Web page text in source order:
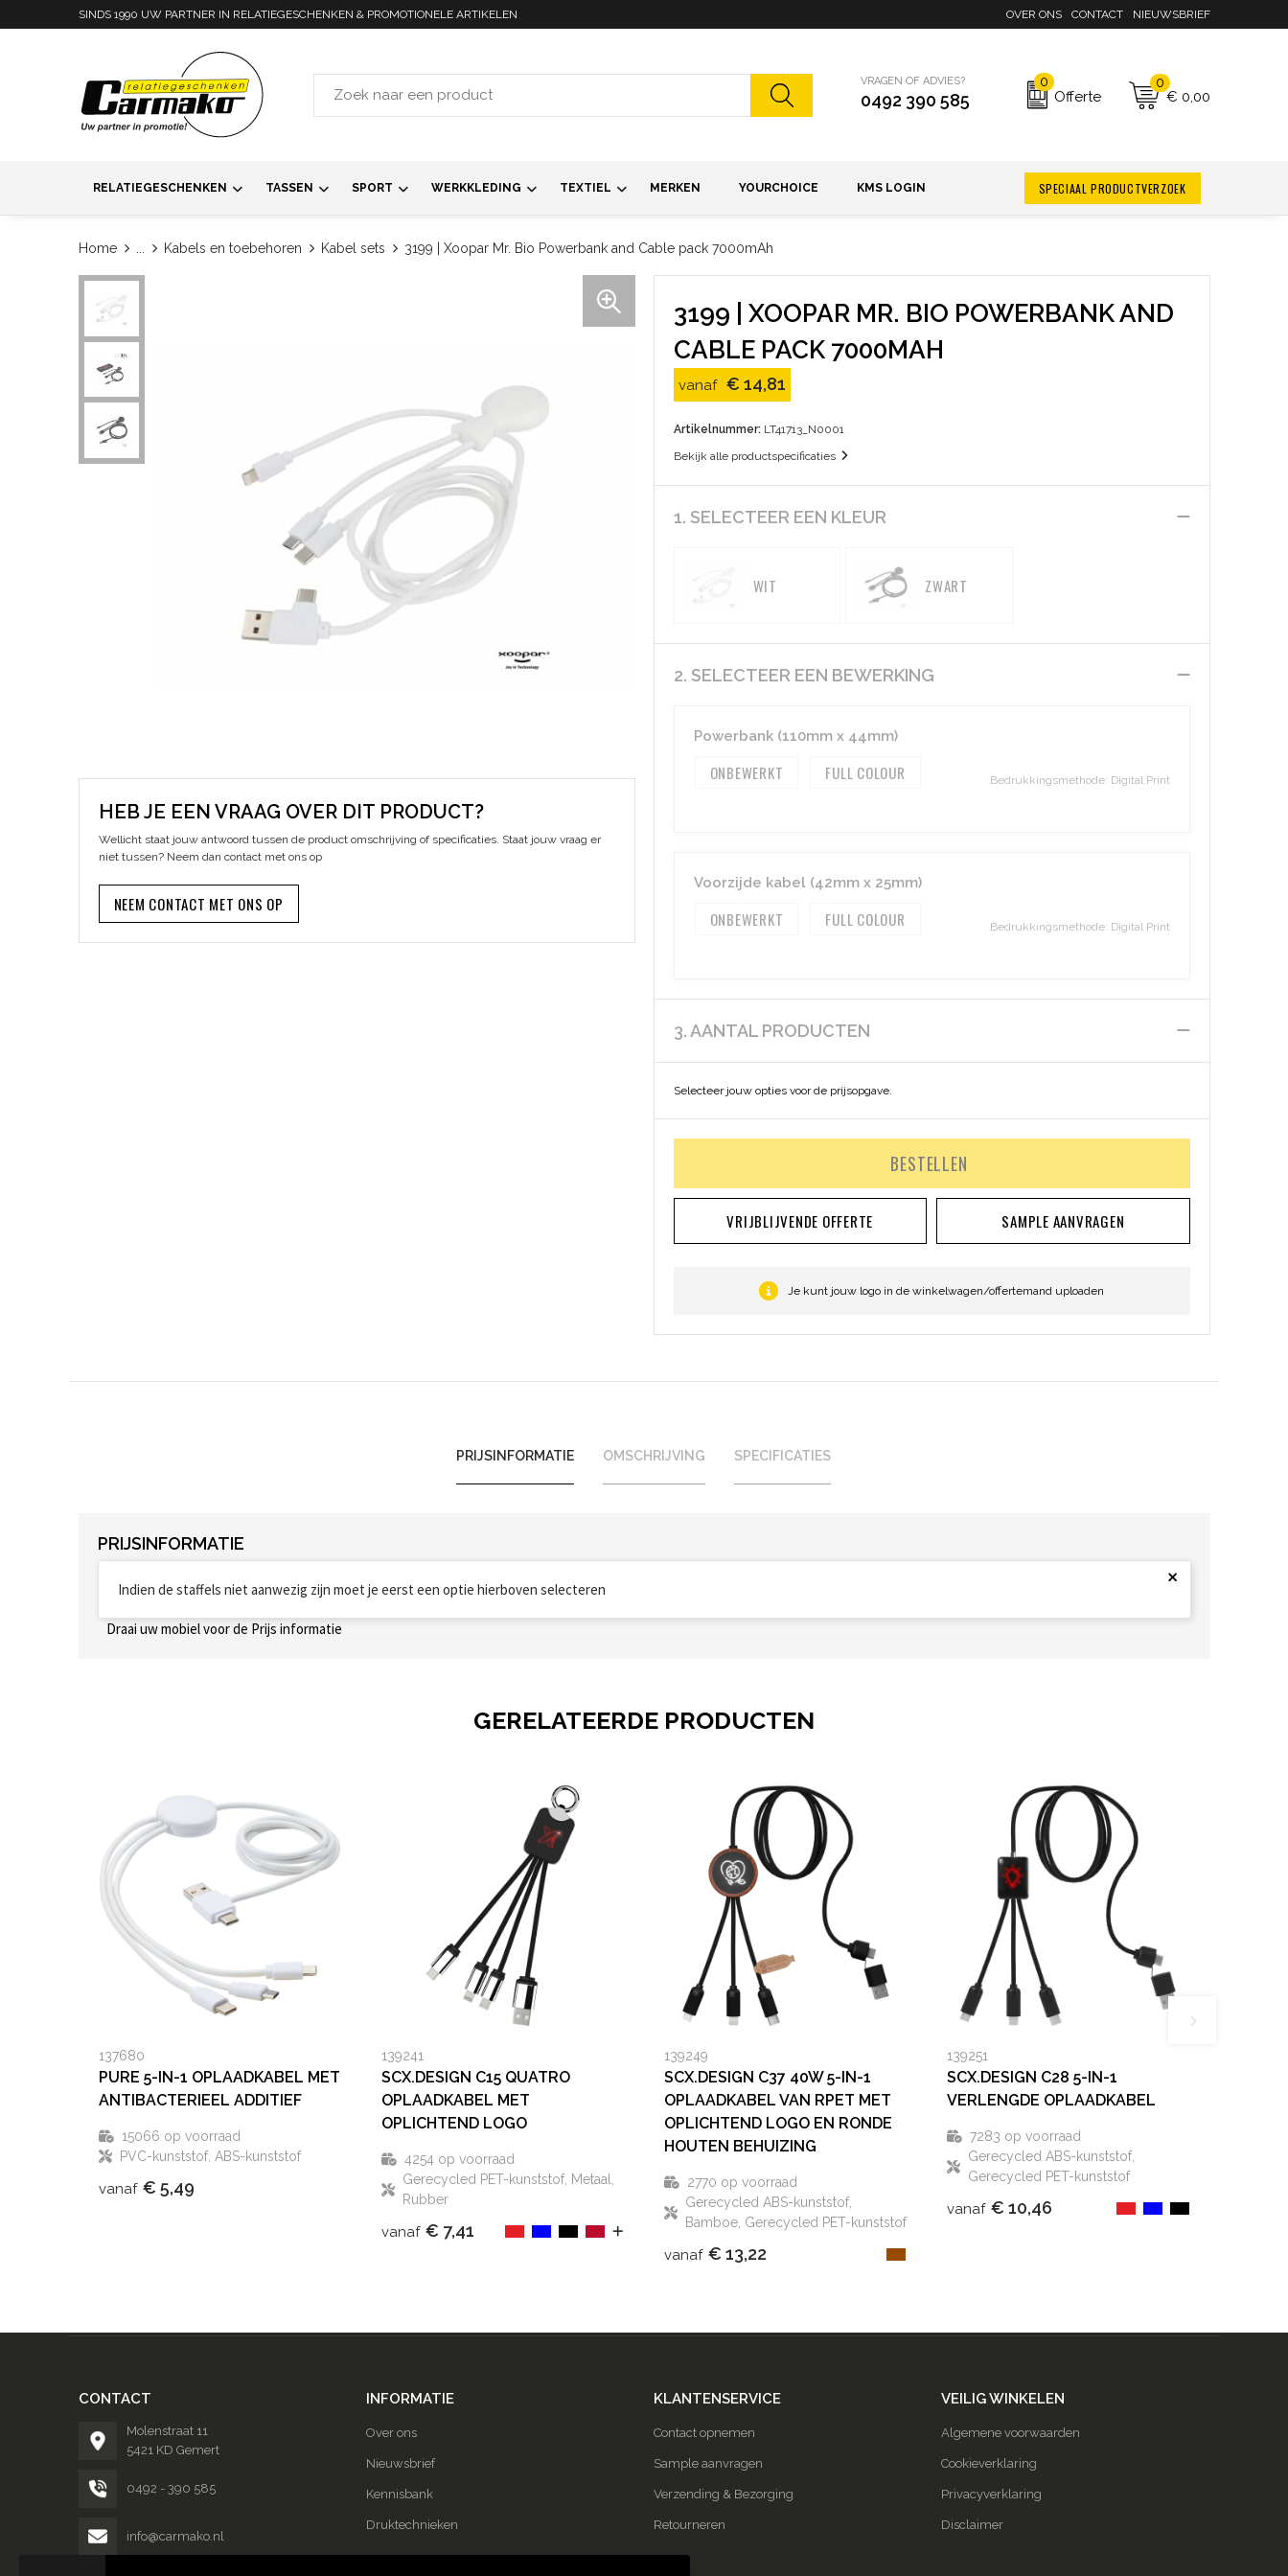
SINDS 1990 UW PARTNER IN RELATIEGESCHENKEN & PROMOTIONELE ARTIKELEN OVER ONS CONTACT NIEUWSBRIEF
VRAGEN OF ADVIES?
0492 390 585
0
Offerte
0
€ 0,00
RELATIEGESCHENKEN TASSEN SPORT WERKKLEDING TEXTIEL MERKEN YOURCHOICE KMS LOGIN SPECIAAL PRODUCTVERZOEK
Home Kabels en toebehoren Kabel sets 3199 | Xoopar Mr. Bio Powerbank and Cable pack 7000mAh
HEB JE EEN VRAAG OVER DIT PRODUCT?
Wellicht staat jouw antwoord tussen de product omschrijving of specificaties. Staat jouw vraag er
niet tussen? Neem dan contact met ons op
NEEM CONTACT MET ONS OP
3199 | XOOPAR MR. BIO POWERBANK AND
CABLE PACK 7000MAH
vanaf € 14,81
Artikelnummer: LT41713_N0001
Bekijk alle productspecificaties
1. SELECTEER EEN KLEUR
WIT ZWART
2. SELECTEER EEN BEWERKING
Powerbank (110mm x 44mm)
ONBEWERKT FULL COLOUR Bedrukkingsmethode: Digital Print
Voorzijde kabel (42mm x 25mm)
ONBEWERKT FULL COLOUR Bedrukkingsmethode: Digital Print
3. AANTAL PRODUCTEN
Selecteer jouw opties voor de prijsopgave.
BESTELLEN
VRIJBLIJVENDE OFFERTE SAMPLE AANVRAGEN
Je kunt jouw logo in de winkelwagen/offertemand uploaden
PRIJSINFORMATIE OMSCHRIJVING SPECIFICATIES
PRIJSINFORMATIE
Indien de staffels niet aanwezig zijn moet je eerst een optie hierboven selecteren ×
Draai uw mobiel voor de Prijs informatie
GERELATEERDE PRODUCTEN
137680
PURE 5-IN-1 OPLAADKABEL MET
ANTIBACTERIEEL ADDITIEF
15066 op voorraad
PVC-kunststof, ABS-kunststof
vanaf € 5,49
139241
SCX.DESIGN C15 QUATRO
OPLAADKABEL MET
OPLICHTEND LOGO
4254 op voorraad
Gerecycled PET-kunststof, Metaal,
Rubber
vanaf € 7,41
139249
SCX.DESIGN C37 40W 5-IN-1
OPLAADKABEL VAN RPET MET
OPLICHTEND LOGO EN RONDE
HOUTEN BEHUIZING
2770 op voorraad
Gerecycled ABS-kunststof,
Bamboe, Gerecycled PET-kunststof
vanaf € 13,22
139251
SCX.DESIGN C28 5-IN-1
VERLENGDE OPLAADKABEL
7283 op voorraad
Gerecycled ABS-kunststof,
Gerecycled PET-kunststof
vanaf € 10,46
CONTACT
Molenstraat 11
5421 KD Gemert
0492 - 390 585
info@carmako.nl
INFORMATIE
Over ons
Nieuwsbrief
Kennisbank
Druktechnieken
KLANTENSERVICE
Contact opnemen
Sample aanvragen
Verzending & Bezorging
Retourneren
VEILIG WINKELEN
Algemene voorwaarden
Cookieverklaring
Privacyverklaring
Disclaimer